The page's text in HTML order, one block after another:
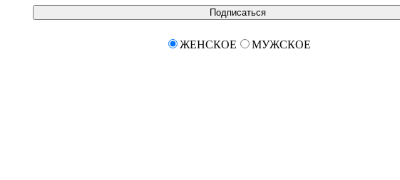
Подписаться
ЖЕНСКОЕ МУЖСКОЕ